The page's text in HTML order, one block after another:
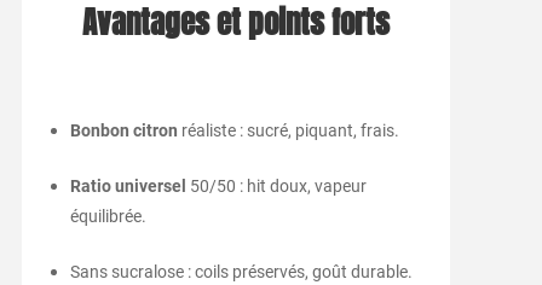
Avantages et points forts
Bonbon citron réaliste : sucré, piquant, frais.
Ratio universel 50/50 : hit doux, vapeur
équilibrée.
Sans sucralose : coils préservés, goût durable.